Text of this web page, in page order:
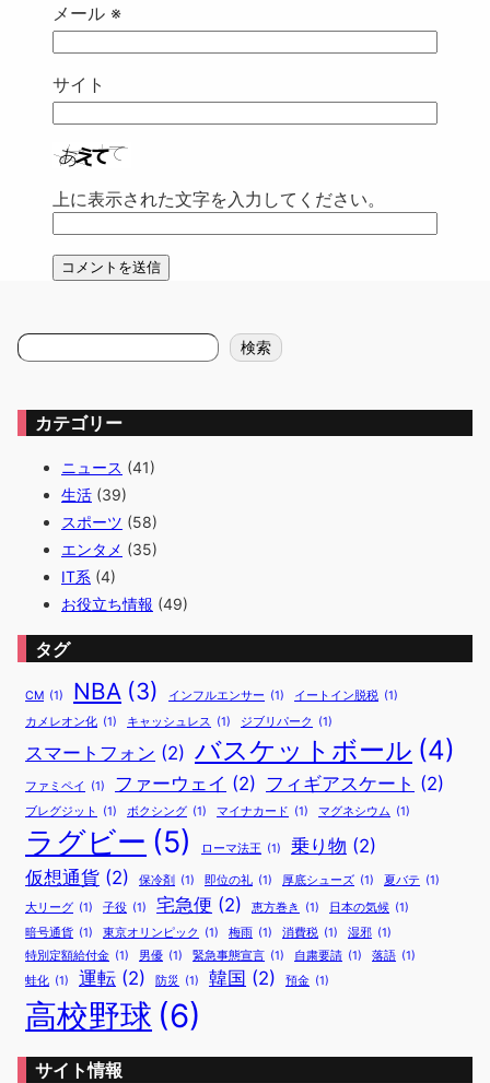
メール ※
サイト
上に表示された文字を入力してください。
検
索
検索
カテゴリー
ニュース (41)
生活 (39)
スポーツ (58)
エンタメ (35)
IT系 (4)
お役立ち情報 (49)
タグ
CM (1) NBA (3) インフルエンサー (1) イートイン脱税 (1)
カメレオン化 (1) キャッシュレス (1) ジブリパーク (1)
スマートフォン (2) バスケットボール (4)
ファミペイ (1) ファーウェイ (2) フィギアスケート (2)
ブレグジット (1) ボクシング (1) マイナカード (1) マグネシウム (1)
ラグビー (5) ローマ法王 (1) 乗り物 (2)
仮想通貨 (2) 保冷剤 (1) 即位の礼 (1) 厚底シューズ (1) 夏バテ (1)
大リーグ (1) 子役 (1) 宅急便 (2) 恵方巻き (1) 日本の気候 (1)
暗号通貨 (1) 東京オリンピック (1) 梅雨 (1) 消費税 (1) 湿邪 (1)
特別定額給付金 (1) 男優 (1) 緊急事態宣言 (1) 自粛要請 (1) 落語 (1)
蛙化 (1) 運転 (2) 防災 (1) 韓国 (2) 預金 (1)
高校野球 (6)
サイト情報